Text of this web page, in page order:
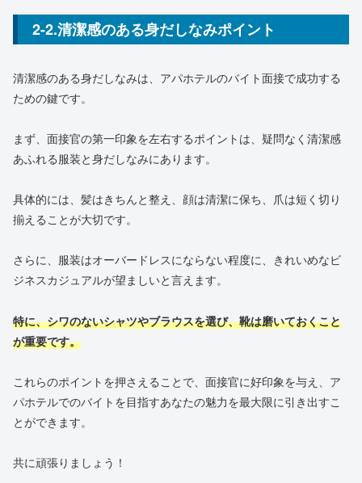
2-2.清潔感のある身だしなみポイント
清潔感のある身だしなみは、アパホテルのバイト面接で成功する
ための鍵です。
まず、面接官の第一印象を左右するポイントは、疑問なく清潔感
あふれる服装と身だしなみにあります。
具体的には、髪はきちんと整え、顔は清潔に保ち、爪は短く切り
揃えることが大切です。
さらに、服装はオーバードレスにならない程度に、きれいめなビ
ジネスカジュアルが望ましいと言えます。
特に、シワのないシャツやブラウスを選び、靴は磨いておくこと
が重要です。
これらのポイントを押さえることで、面接官に好印象を与え、ア
パホテルでのバイトを目指すあなたの魅力を最大限に引き出すこ
とができます。
共に頑張りましょう！